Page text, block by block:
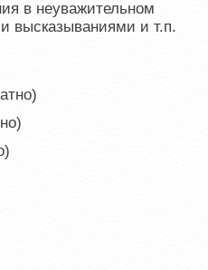
в неуважительном
высказываниями и т.п.